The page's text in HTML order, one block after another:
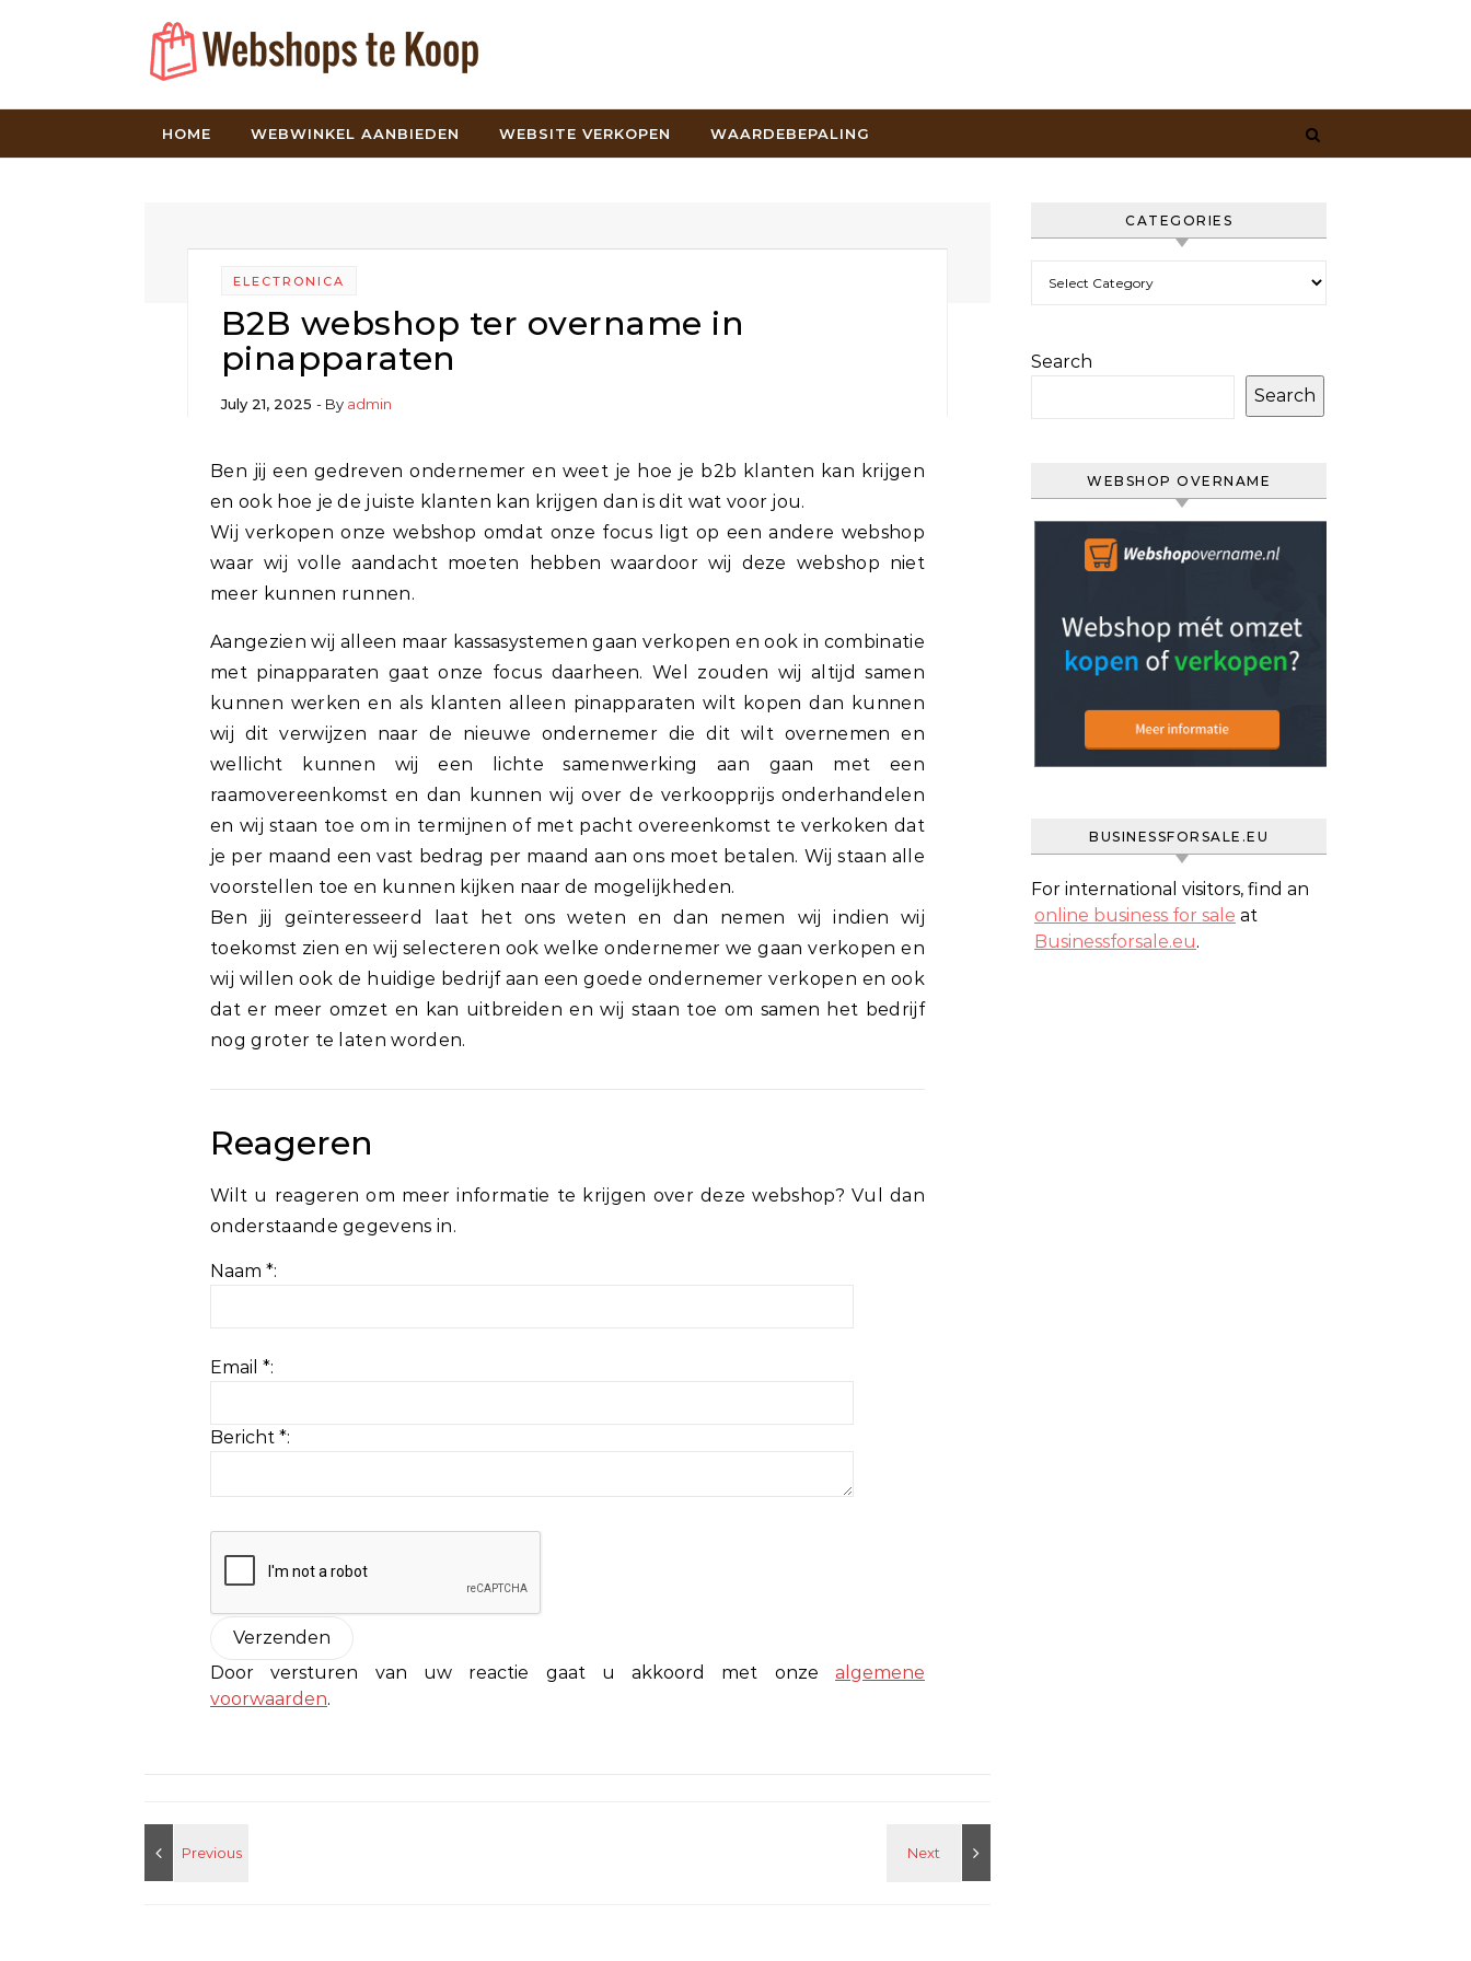
HOME WEBWINKEL AANBIEDEN WEBSITE VERKOPEN WAARDEBEPALING
ELECTRONICA
B2B webshop ter overname in
pinapparaten
July 21, 2025 - By admin
Ben jij een gedreven ondernemer en weet je hoe je b2b klanten kan krijgen
en ook hoe je de juiste klanten kan krijgen dan is dit wat voor jou.
Wij verkopen onze webshop omdat onze focus ligt op een andere webshop
waar wij volle aandacht moeten hebben waardoor wij deze webshop niet
meer kunnen runnen.
Aangezien wij alleen maar kassasystemen gaan verkopen en ook in combinatie
met pinapparaten gaat onze focus daarheen. Wel zouden wij altijd samen
kunnen werken en als klanten alleen pinapparaten wilt kopen dan kunnen
wij dit verwijzen naar de nieuwe ondernemer die dit wilt overnemen en
wellicht kunnen wij een lichte samenwerking aan gaan met een
raamovereenkomst en dan kunnen wij over de verkoopprijs onderhandelen
en wij staan toe om in termijnen of met pacht overeenkomst te verkoken dat
je per maand een vast bedrag per maand aan ons moet betalen. Wij staan alle
voorstellen toe en kunnen kijken naar de mogelijkheden.
Ben jij geïnteresseerd laat het ons weten en dan nemen wij indien wij
toekomst zien en wij selecteren ook welke ondernemer we gaan verkopen en
wij willen ook de huidige bedrijf aan een goede ondernemer verkopen en ook
dat er meer omzet en kan uitbreiden en wij staan toe om samen het bedrijf
nog groter te laten worden.
Reageren
Wilt u reageren om meer informatie te krijgen over deze webshop? Vul dan
onderstaande gegevens in.
Naam *:
Email *:
Bericht *:
Door versturen van uw reactie gaat u akkoord met onze algemene
voorwaarden.
CATEGORIES
Search
Search
WEBSHOP OVERNAME
BUSINESSFORSALE.EU
For international visitors, find an
online business for sale at
Businessforsale.eu.